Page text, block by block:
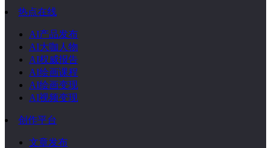
热点在线
AI产品发布
AI大咖人物
AI权威报告
AI绘画课程
AI绘画变现
AI视频变现
创作平台
文章发布